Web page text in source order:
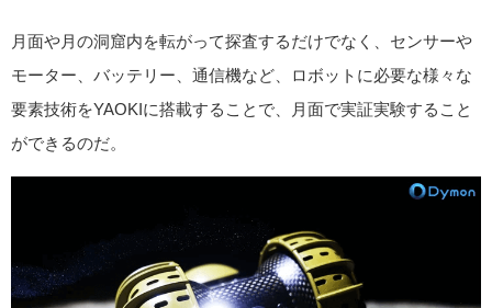
月面や月の洞窟内を転がって探査するだけでなく、センサーや
モーター、バッテリー、通信機など、ロボットに必要な様々な
要素技術をYAOKIに搭載することで、月面で実証実験すること
ができるのだ。